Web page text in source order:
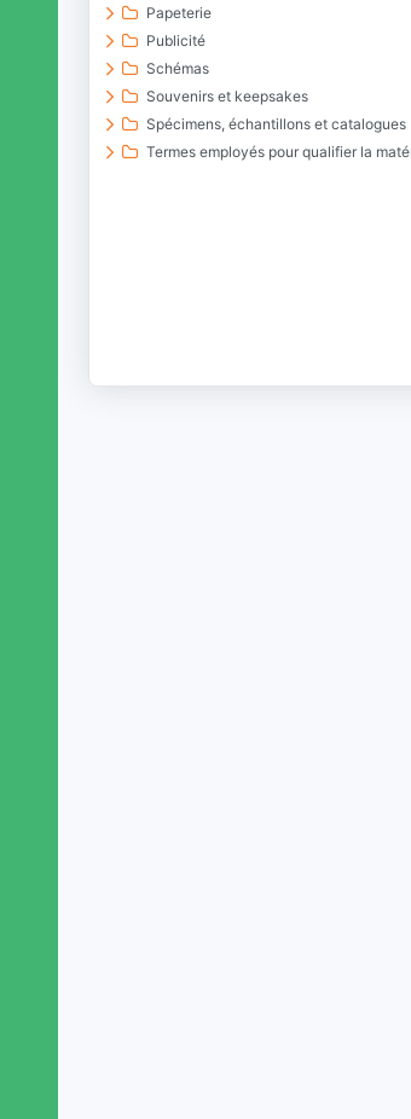
Papeterie
Publicité
Schémas
Souvenirs et keepsakes
Spécimens, échantillons et catalogues
Termes employés pour qualifier la